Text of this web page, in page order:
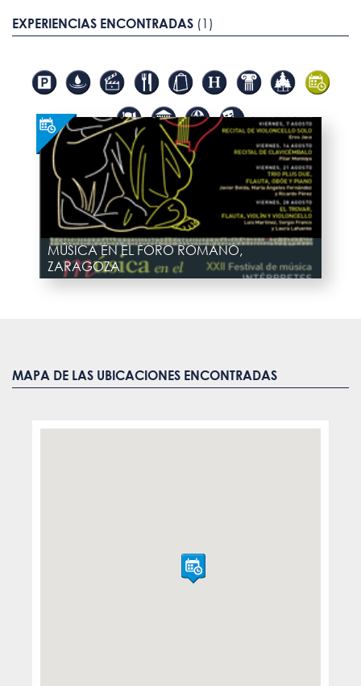
EXPERIENCIAS ENCONTRADAS (1)
MÚSICA EN EL FORO ROMANO,
ZARAGOZA
MAPA DE LAS UBICACIONES ENCONTRADAS